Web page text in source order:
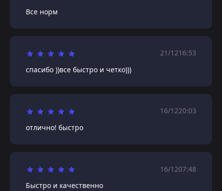
Все норм
21/1216:53
спасибо ))все быстро и четко)))
16/1220:03
отлично! быстро
16/1207:48
Быстро и качественно